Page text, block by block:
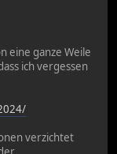
eine ganze Weile
ich vergessen
verzichtet